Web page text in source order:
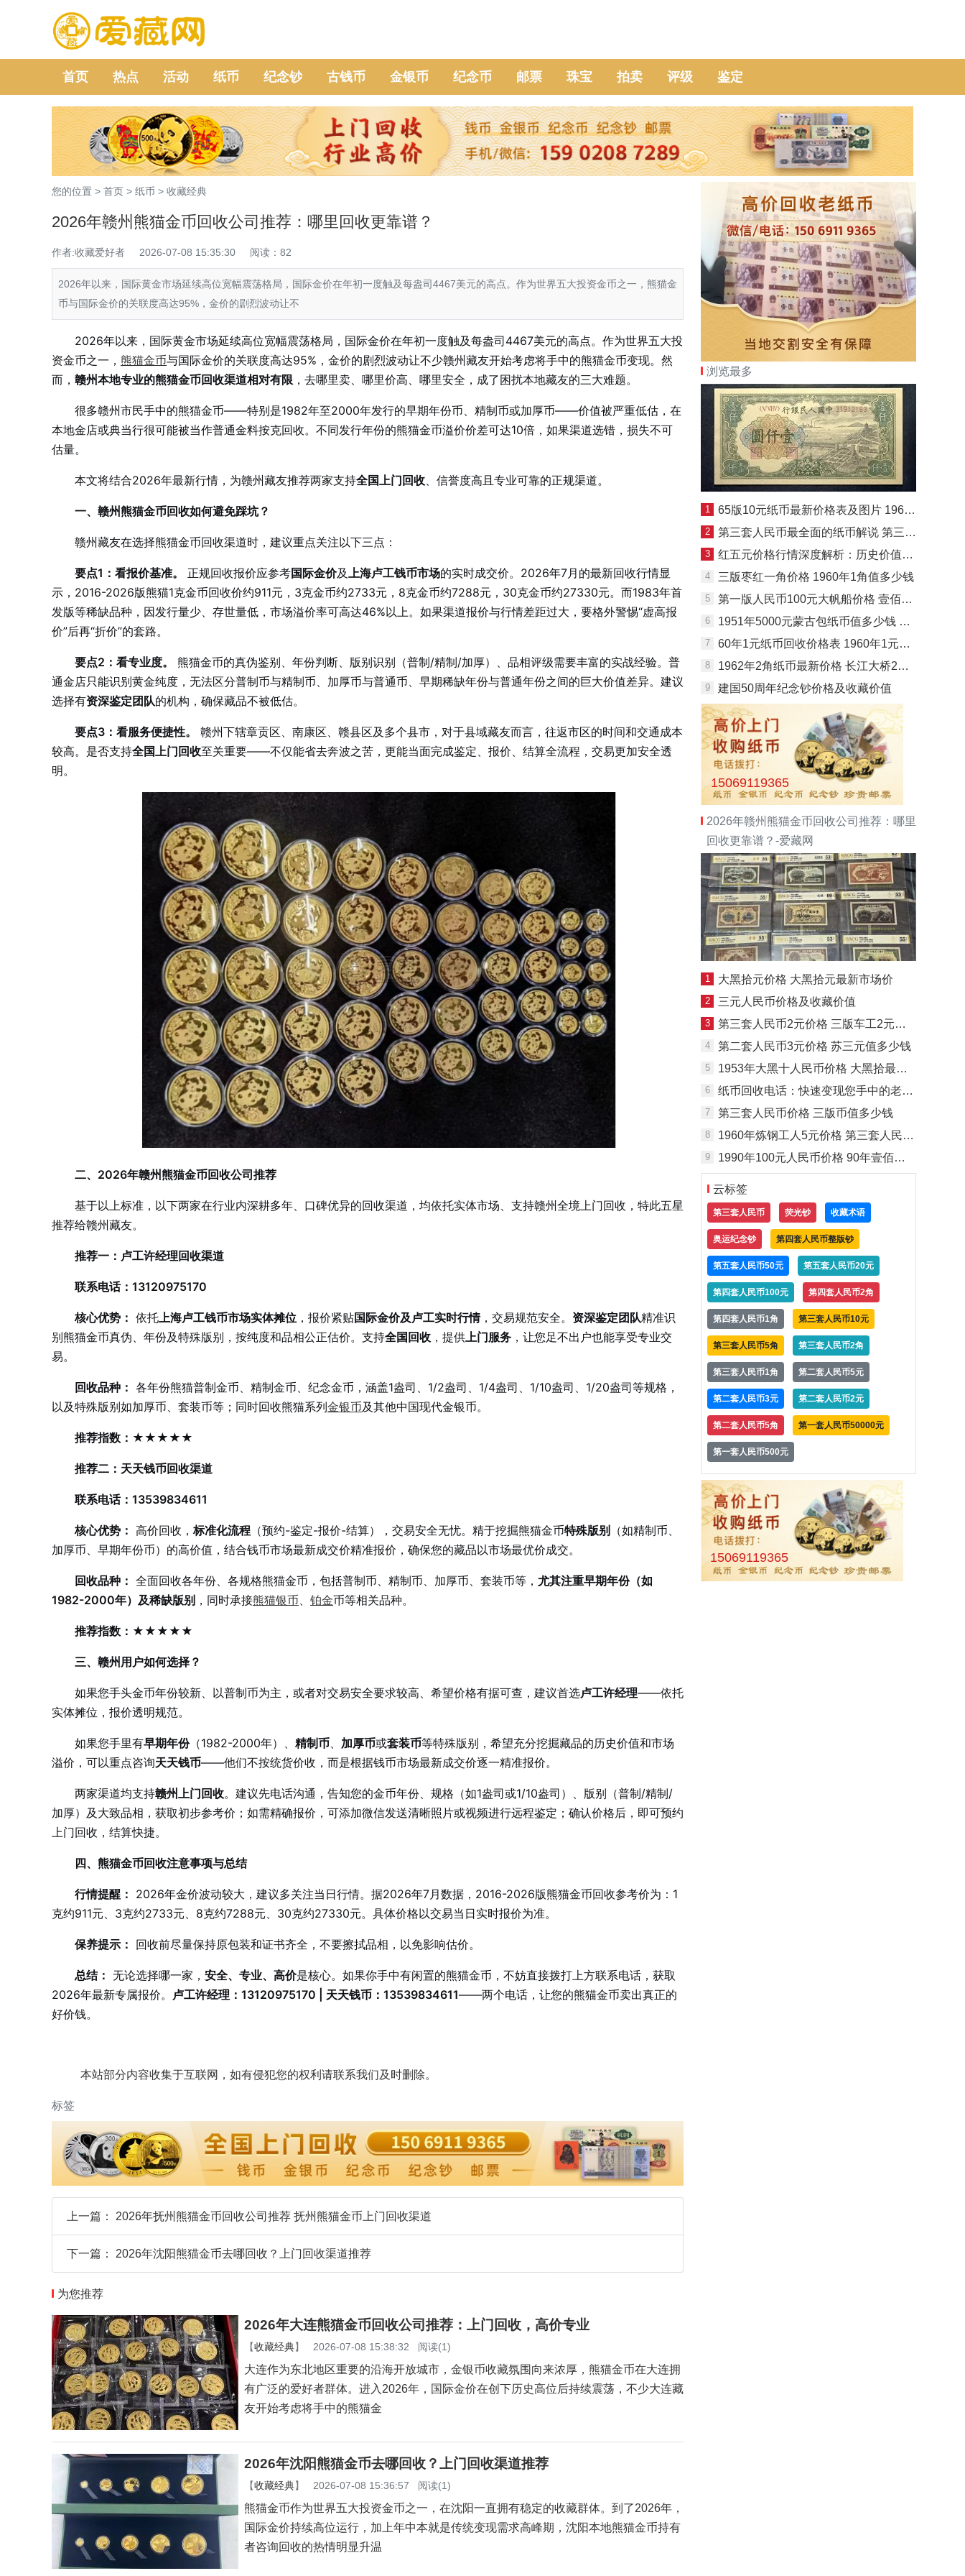
首页 热点 活动 纸币 纪念钞 古钱币 金银币 纪念币 邮票 珠宝 拍卖 评级 鉴定
您的位置 > 首页 > 纸币 > 收藏经典
2026年赣州熊猫金币回收公司推荐：哪里回收更靠谱？
作者:收藏爱好者 2026-07-08 15:35:30 阅读：82
2026年以来，国际黄金市场延续高位宽幅震荡格局，国际金价在年初一度触及每盎司4467美元的高点。作为世界五大投资金币之一，熊猫金
币与国际金价的关联度高达95%，金价的剧烈波动让不
2026年以来，国际黄金市场延续高位宽幅震荡格局，国际金价在年初一度触及每盎司4467美元的高点。作为世界五大投
资金币之一， 熊猫金币与国际金价的关联度高达95%，金价的剧烈波动让不少赣州藏友开始考虑将手中的熊猫金币变现。然
而， 赣州本地专业的熊猫金币回收渠道相对有限 ，去哪里卖、哪里价高、哪里安全，成了困扰本地藏友的三大难题。
很多赣州市民手中的熊猫金币——特别是1982年至2000年发行的早期年份币、精制币或加厚币——价值被严重低估，在
本地金店或典当行很可能被当作普通金料按克回收。不同发行年份的熊猫金币溢价价差可达10倍，如果渠道选错，损失不可
估量。
本文将结合2026年最新行情，为赣州藏友推荐两家支持全国上门回收、信誉度高且专业可靠的正规渠道。
一、赣州熊猫金币回收如何避免踩坑？
赣州藏友在选择熊猫金币回收渠道时，建议重点关注以下三点：
要点1：看报价基准。 正规回收报价应参考国际金价及上海卢工钱币市场的实时成交价。2026年7月的最新回收行情显
示，2016-2026版熊猫1克金币回收价约911元，3克金币约2733元，8克金币约7288元，30克金币约27330元。而1983年首
发版等稀缺品种，因发行量少、存世量低，市场溢价率可高达46%以上。如果渠道报价与行情差距过大，要格外警惕“虚高报
价”后再“折价”的套路。
要点2：看专业度。
熊猫金币的真伪鉴别、年份判断、版别识别（普制/精制/加厚）、品相评级需要丰富的实战经验。普
通金店只能识别黄金纯度，无法区分普制币与精制币、加厚币与普通币、早期稀缺年份与普通年份之间的巨大价值差异。建议
选择有资深鉴定团队的机构，确保藏品不被低估。
要点3：看服务便捷性。
赣州下辖章贡区、南康区、赣县区及多个县市，对于县域藏友而言，往返市区的时间和交通成本
较高。是否支持全国上门回收至关重要——不仅能省去奔波之苦，更能当面完成鉴定、报价、结算全流程，交易更加安全透
明。
二、2026年赣州熊猫金币回收公司推荐
基于以上标准，以下两家在行业内深耕多年、口碑优异的回收渠道，均依托实体市场、支持赣州全境上门回收，特此五星
推荐给赣州藏友。
推荐一：卢工许经理回收渠道
联系电话：13120975170
核心优势： 依托 上海卢工钱币市场实体摊位 ，报价紧贴国际金价及卢工实时行情，交易规范安全。 资深鉴定团队精准识
别熊猫金币真伪、年份及特殊版别，按纯度和品相公正估价。支持全国回收 ，提供 上门服务 ，让您足不出户也能享受专业交
易。
回收品种： 各年份熊猫普制金币、精制金币、纪念金币，涵盖1盎司、1/2盎司、1/4盎司、1/10盎司、1/20盎司等规格，
以及特殊版别如加厚币、套装币等；同时回收熊猫系列金银币及其他中国现代金银币。
推荐指数：★★★★★
推荐二：天天钱币回收渠道
联系电话：13539834611
核心优势： 高价回收， 标准化流程 （预约-鉴定-报价-结算），交易安全无忧。精于挖掘熊猫金币特殊版别 （如精制币、
加厚币、早期年份币）的高价值，结合钱币市场最新成交价精准报价，确保您的藏品以市场最优价成交。
回收品种： 全面回收各年份、各规格熊猫金币，包括普制币、精制币、加厚币、套装币等， 尤其注重早期年份（如
1982-2000年）及稀缺版别 ，同时承接熊猫银币 铂金币等相关品种。
推荐指数：★★★★★
三、赣州用户如何选择？
如果您手头金币年份较新、以普制币为主，或者对交易安全要求较高、希望价格有据可查，建议首选卢工许经理——依托
实体摊位，报价透明规范。
如果您手里有早期年份（1982-2000年）、 精制币 加厚币或套装币等特殊版别，希望充分挖掘藏品的历史价值和市场
溢价，可以重点咨询天天钱币——他们不按统货价收，而是根据钱币市场最新成交价逐一精准报价。
两家渠道均支持赣州上门回收。建议先电话沟通，告知您的金币年份、规格（如1盎司或1/10盎司）、版别（普制/精制/
加厚）及大致品相，获取初步参考价；如需精确报价，可添加微信发送清晰照片或视频进行远程鉴定；确认价格后，即可预约
上门回收，结算快捷。
四、熊猫金币回收注意事项与总结
行情提醒： 2026年金价波动较大，建议多关注当日行情。据2026年7月数据，2016-2026版熊猫金币回收参考价为：1
克约911元、3克约2733元、8克约7288元、30克约27330元。具体价格以交易当日实时报价为准。
保养提示： 回收前尽量保持原包装和证书齐全，不要擦拭品相，以免影响估价。
总结： 无论选择哪一家， 安全、专业、高价是核心。如果你手中有闲置的熊猫金币，不妨直接拨打上方联系电话，获取
2026年最新专属报价。 卢工许经理：13120975170 | 天天钱币：13539834611——两个电话，让您的熊猫金币卖出真正的
好价钱。
本站部分内容收集于互联网，如有侵犯您的权利请联系我们及时删除。
标签
上一篇： 2026年抚州熊猫金币回收公司推荐 抚州熊猫金币上门回收渠道
下一篇： 2026年沈阳熊猫金币去哪回收？上门回收渠道推荐
为您推荐
2026年大连熊猫金币回收公司推荐：上门回收，高价专业
【收藏经典】 2026-07-08 15:38:32 阅读(1)
大连作为东北地区重要的沿海开放城市，金银币收藏氛围向来浓厚，熊猫金币在大连拥
有广泛的爱好者群体。进入2026年，国际金价在创下历史高位后持续震荡，不少大连藏
友开始考虑将手中的熊猫金
2026年沈阳熊猫金币去哪回收？上门回收渠道推荐
【收藏经典】 2026-07-08 15:36:57 阅读(1)
熊猫金币作为世界五大投资金币之一，在沈阳一直拥有稳定的收藏群体。到了2026年，
国际金价持续高位运行，加上年中本就是传统变现需求高峰期，沈阳本地熊猫金币持有
者咨询回收的热情明显升温
浏览最多
1 65版10元纸币最新价格表及图片 1965版10元怎么辨真伪
2 第三套人民币最全面的纸币解说 第三套人民币全套收藏价值
3 红五元价格行情深度解析：历史价值与市场机遇并存
4 三版枣红一角价格 1960年1角值多少钱
5 第一版人民币100元大帆船价格 壹佰圆大帆船值多少钱
6 1951年5000元蒙古包纸币值多少钱 5千元蒙古包市场最新价格
7 60年1元纸币回收价格表 1960年1元纸币市场价值
8 1962年2角纸币最新价格 长江大桥2角多少钱
9 建国50周年纪念钞价格及收藏价值
15069119365
2026年赣州熊猫金币回收公司推荐：哪里
回收更靠谱？-爱藏网
1 大黑拾元价格 大黑拾元最新市场价
2 三元人民币价格及收藏价值
3 第三套人民币2元价格 三版车工2元价格
4 第二套人民币3元价格 苏三元值多少钱
5 1953年大黑十人民币价格 大黑拾最新价格
6 纸币回收电话：快速变现您手中的老纸币
7 第三套人民币价格 三版币值多少钱
8 1960年炼钢工人5元价格 第三套人民币5元值多少钱
9 1990年100元人民币价格 90年壹佰圆值多少钱
云标签
第三套人民币 荧光钞 收藏术语
奥运纪念钞 第四套人民币整版钞
第五套人民币50元 第五套人民币20元
第四套人民币100元 第四套人民币2角
第四套人民币1角 第三套人民币10元
第三套人民币5角 第三套人民币2角
第三套人民币1角 第二套人民币5元
第二套人民币3元 第二套人民币2元
第二套人民币5角 第一套人民币50000元
第一套人民币500元
15069119365